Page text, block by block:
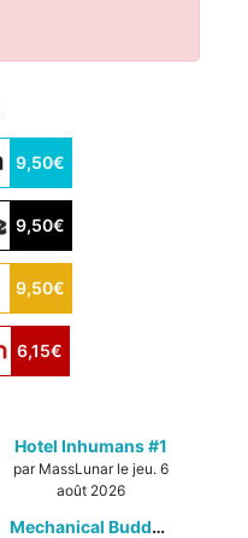
9,50€
9,50€
9,50€
6,15€
Hotel Inhumans #1
par MassLunar le jeu. 6
août 2026
Mechanical Buddy Universe #0